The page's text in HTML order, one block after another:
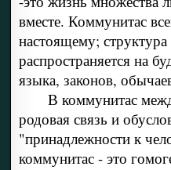
вместе. Коммунитас
настоящему;
распространяется на
языка, законов,
В коммунитас
родовая связь и
"принадлежности к
коммунитас - это